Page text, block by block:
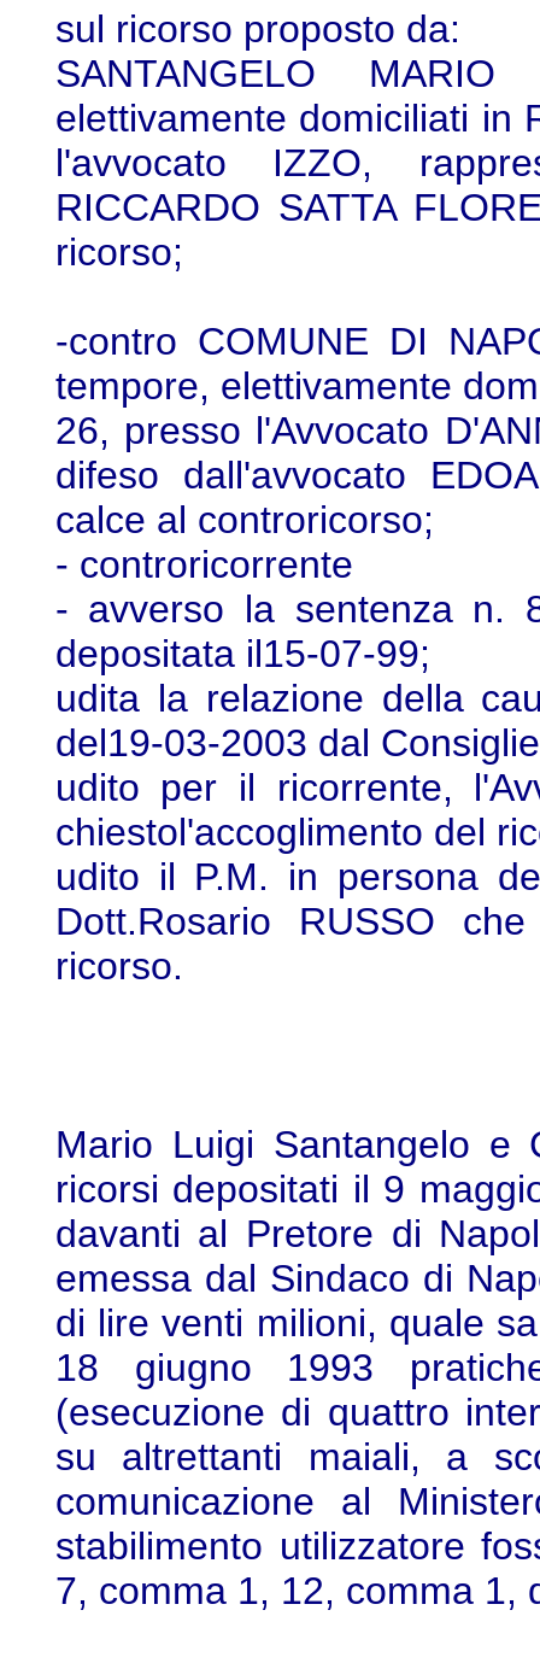
sul ricorso proposto da:
SANTANGELO
elettivamente domiciliati in
l'avvocato IZZO,
RICCARDO SATTA
ricorso;
-contro COMUNE DI
tempore, elettivamente
26, presso l'Avvocato
difeso dall'avvocato
calce al controricorso;
- controricorrente
- avverso la sentenza n.
depositata il15-07-99;
udita la relazione della
del19-03-2003 dal
udito per il ricorrente,
chiestol'accoglimento del
udito il P.M. in persona
Dott.Rosario RUSSO
ricorso.
Mario Luigi Santangelo e
ricorsi depositati il 9
davanti al Pretore di
emessa dal Sindaco di
di lire venti milioni, quale
18 giugno 1993
(esecuzione di quattro
su altrettanti maiali, a
comunicazione al
stabilimento utilizzatore
7, comma 1, 12, comma 1,